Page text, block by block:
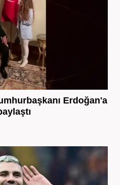
Erdoğan'a